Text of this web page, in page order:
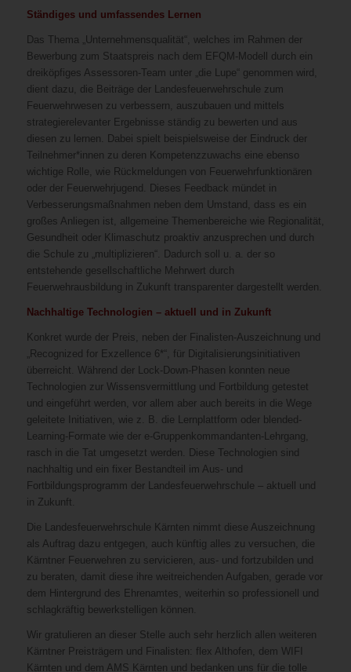
Ständiges und umfassendes Lernen
Das Thema „Unternehmensqualität“, welches im Rahmen der
Bewerbung zum Staatspreis nach dem EFQM-Modell durch ein
dreiköpfiges Assessoren-Team unter „die Lupe“ genommen wird,
dient dazu, die Beiträge der Landesfeuerwehrschule zum
Feuerwehrwesen zu verbessern, auszubauen und mittels
strategierelevanter Ergebnisse ständig zu bewerten und aus
diesen zu lernen. Dabei spielt beispielsweise der Eindruck der
Teilnehmer*innen zu deren Kompetenzzuwachs eine ebenso
wichtige Rolle, wie Rückmeldungen von Feuerwehrfunktionären
oder der Feuerwehrjugend. Dieses Feedback mündet in
Verbesserungsmaßnahmen neben dem Umstand, dass es ein
großes Anliegen ist, allgemeine Themenbereiche wie Regionalität,
Gesundheit oder Klimaschutz proaktiv anzusprechen und durch
die Schule zu „multiplizieren“. Dadurch soll u. a. der so
entstehende gesellschaftliche Mehrwert durch
Feuerwehrausbildung in Zukunft transparenter dargestellt werden.
Nachhaltige Technologien – aktuell und in Zukunft
Konkret wurde der Preis, neben der Finalisten-Auszeichnung und
„Recognized for Exzellence 6*“, für Digitalisierungsinitiativen
überreicht. Während der Lock-Down-Phasen konnten neue
Technologien zur Wissensvermittlung und Fortbildung getestet
und eingeführt werden, vor allem aber auch bereits in die Wege
geleitete Initiativen, wie z. B. die Lernplattform oder blended-
Learning-Formate wie der e-Gruppenkommandanten-Lehrgang,
rasch in die Tat umgesetzt werden. Diese Technologien sind
nachhaltig und ein fixer Bestandteil im Aus- und
Fortbildungsprogramm der Landesfeuerwehrschule – aktuell und
in Zukunft.
Die Landesfeuerwehrschule Kärnten nimmt diese Auszeichnung
als Auftrag dazu entgegen, auch künftig alles zu versuchen, die
Kärntner Feuerwehren zu servicieren, aus- und fortzubilden und
zu beraten, damit diese ihre weitreichenden Aufgaben, gerade vor
dem Hintergrund des Ehrenamtes, weiterhin so professionell und
schlagkräftig bewerkstelligen können.
Wir gratulieren an dieser Stelle auch sehr herzlich allen weiteren
Kärntner Preisträgern und Finalisten: flex Althofen, dem WIFI
Kärnten und dem AMS Kärnten und bedanken uns für die tolle